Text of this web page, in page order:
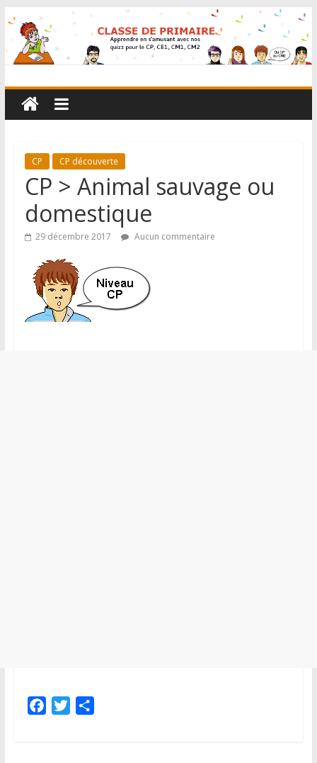
CP CP découverte
CP > Animal sauvage ou
domestique
29 décembre 2017 Aucun commentaire